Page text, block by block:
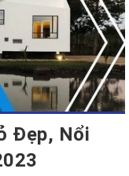
Đẹp, Nổi